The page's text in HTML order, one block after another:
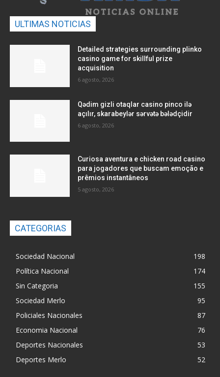
ULTIMAS NOTICIAS
Detailed strategies surrounding plinko
casino game for skillful prize
acquisition
6 agosto, 2026
Qədim gizli otaqlar casino pinco ilə
açılır, skarabeylər sərvətə bələdçidir
6 agosto, 2026
Curiosa aventura e chicken road casino
para jogadores que buscam emoção e
prêmios instantâneos
5 agosto, 2026
CATEGORIAS
Sociedad Nacional
198
Política Nacional
174
Sin Categoria
155
Sociedad Merlo
95
Policiales Nacionales
87
Economia Nacional
76
Deportes Nacionales
53
Deportes Merlo
52